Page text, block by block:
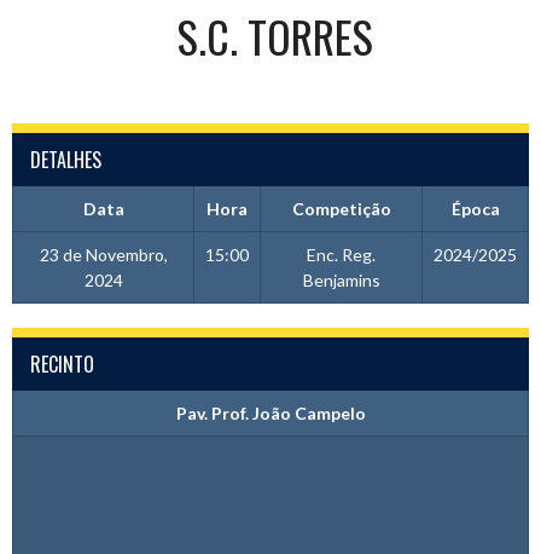
S.C. TORRES
DETALHES
Data Hora Competição Época
23 de Novembro,
2024
15:00
Enc. Reg.
Benjamins
2024/2025
RECINTO
Pav. Prof. João Campelo